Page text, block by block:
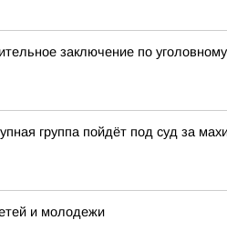
заключение по
группа пойдёт под суд за
и молодежи